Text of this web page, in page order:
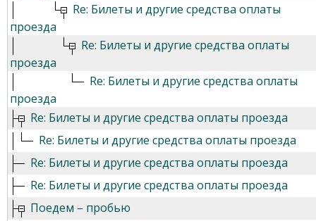
Re: Билеты и другие средства оплаты
проезда
Re: Билеты и другие средства оплаты
проезда
Re: Билеты и другие средства оплаты
проезда
Re: Билеты и другие средства оплаты проезда
Re: Билеты и другие средства оплаты проезда
Re: Билеты и другие средства оплаты проезда
Re: Билеты и другие средства оплаты проезда
Поедем – пробью